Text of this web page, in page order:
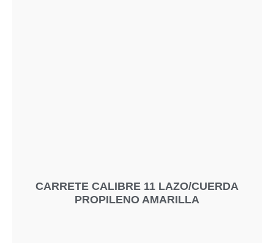
CARRETE CALIBRE 11 LAZO/CUERDA
PROPILENO AMARILLA